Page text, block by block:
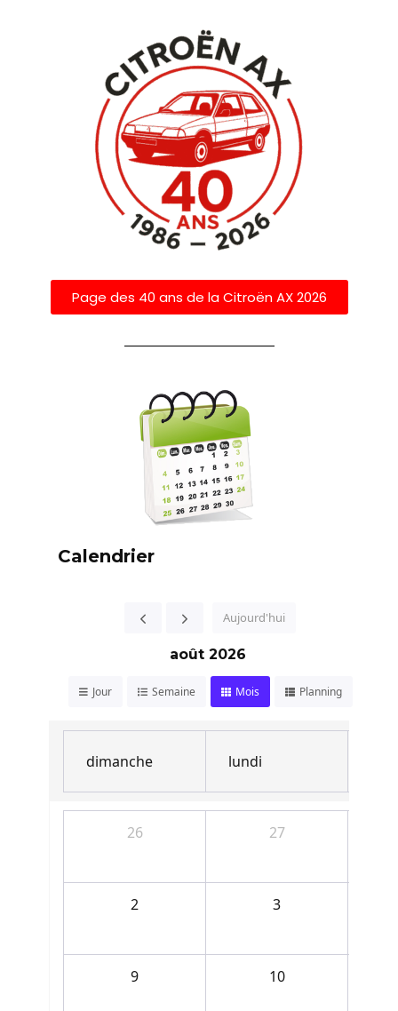
Page des 40 ans de la Citroën AX 2026
Calendrier
Aujourd'hui
août 2026
Jour Semaine Mois Planning
dimanche lundi
26 27
2 3
9 10